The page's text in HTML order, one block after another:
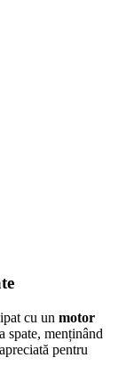
cu un motor
spate, menținând
pentru